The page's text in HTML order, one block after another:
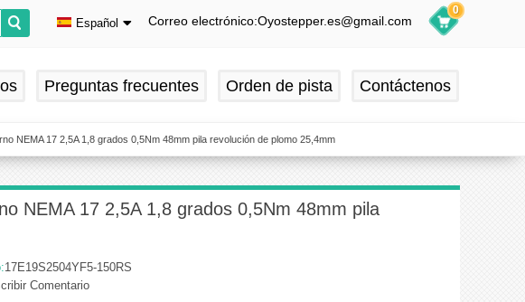
Español
Deutsch
Español
Correo electrónico:Oyostepper.es@gmail.com
0
Preguntas frecuentes Orden de pista Contáctenos
NEMA 17 2,5A 1,8 grados 0,5Nm 48mm pila revolución de plomo 25,4mm
NEMA 17 2,5A 1,8 grados 0,5Nm 48mm pila
17E19S2504YF5-150RS
Comentario